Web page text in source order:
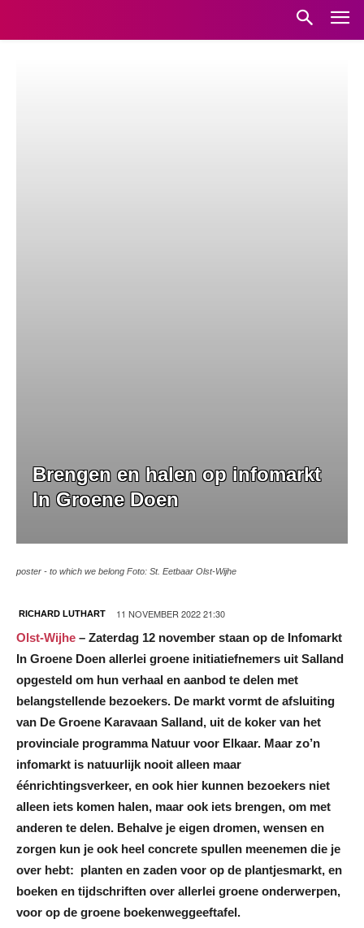
Brengen en halen op infomarkt
In Groene Doen
poster - to which we belong Foto: St. Eetbaar Olst-Wijhe
RICHARD LUTHART 11 NOVEMBER 2022 21:30
Olst-Wijhe – Zaterdag 12 november staan op de Infomarkt
In Groene Doen allerlei groene initiatiefnemers uit Salland
opgesteld om hun verhaal en aanbod te delen met
belangstellende bezoekers. De markt vormt de afsluiting
van De Groene Karavaan Salland, uit de koker van het
provinciale programma Natuur voor Elkaar. Maar zo’n
infomarkt is natuurlijk nooit alleen maar
éénrichtingsverkeer, en ook hier kunnen bezoekers niet
alleen iets komen halen, maar ook iets brengen, om met
anderen te delen. Behalve je eigen dromen, wensen en
zorgen kun je ook heel concrete spullen meenemen die je
over hebt: planten en zaden voor op de plantjesmarkt, en
boeken en tijdschriften over allerlei groene onderwerpen,
voor op de groene boekenweggeeftafel.